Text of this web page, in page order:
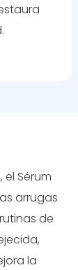
Sérum
arrugas
de
la